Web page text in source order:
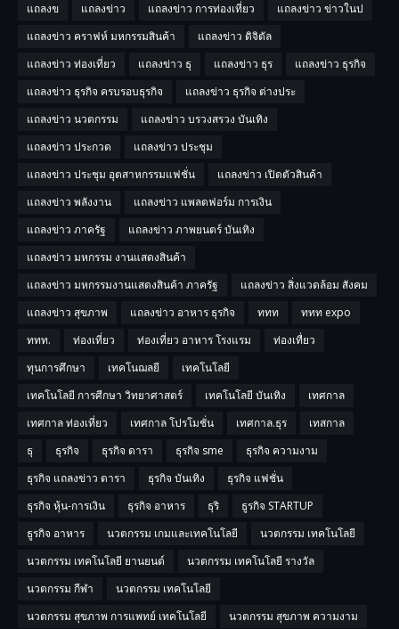
แถลงข
แถลงข่าว แถลงข่าว การท่องเที่ยว
แถลงข่าว ข่าวในป
แถลงข่าว คราฟห์ มหกรรมสินค้า
แถลงข่าว ดิจิตัล
แถลงข่าว ท่องเที่ยว
แถลงข่าว ธุ แถลงข่าว ธุร
แถลงข่าว ธุรกิจ
แถลงข่าว ธุรกิจ ครบรอบธุรกิจ
แถลงข่าว ธุรกิจ ต่างประ
แถลงข่าว นวตกรรม
แถลงข่าว บรวงสรวง บันเทิง
แถลงข่าว ประกวด
แถลงข่าว ประชุม
แถลงข่าว ประชุม อุตสาหกรรมแฟชั่น
แถลงข่าว เปิดตัวสินค้า
แถลงข่าว พลังงาน
แถลงข่าว แพลตฟอร์ม การเงิน
แถลงข่าว ภาครัฐ
แถลงข่าว ภาพยนตร์ บันเทิง
แถลงข่าว มหกรรม งานแสดงสินค้า
แถลงข่าว มหกรรมงานแสดงสินค้า ภาครัฐ
แถลงข่าว สิ่งแวดล้อม สังคม
แถลงข่าว สุขภาพ
แถลงข่าว อาหาร ธุรกิจ ททท
ททท expo
ททท.
ท่องเที่ยว ท่องเที่ยว อาหาร โรงแรม
ท่องเทื่ยว
ทุนการศึกษา
เทคโนฌลยี
เทคโนโลยี
เทคโนโลยี การศีกษา วิทยาศาสตร์
เทคโนโลยี บันเทิง
เทศกาล
เทศกาล ท่องเที่ยว
เทศกาล โปรโมชั่น เทศกาล.ธุร
เทสกาล
ธุ
ธุรกิจ ธุรกิจ ดารา ธุรกิจ sme
ธุรกิจ ความงาม
ธุรกิจ แถลงข่าว ดารา
ธุรกิจ บันเทิง
ธุรกิจ แฟชั่น
ธุรกิจ หุ้น-การเงิน
ธุรกิจ อาหาร ธุริ
ธูรกิจ STARTUP
ธูรกิจ อาหาร
นวตกรรม เกมและเทคโนโลยี
นวตกรรม เทคโนโลยี
นวตกรรม เทคโนโลยี ยานยนต์
นวตกรรม เทคโนโลยี รางวัล
นวตกรรม กีฬา
นวตกรรม เทคโนโลยี
นวตกรรม สุขภาพ การแพทย์ เทคโนโลยี
นวตกรรม สุขภาพ ความงาม